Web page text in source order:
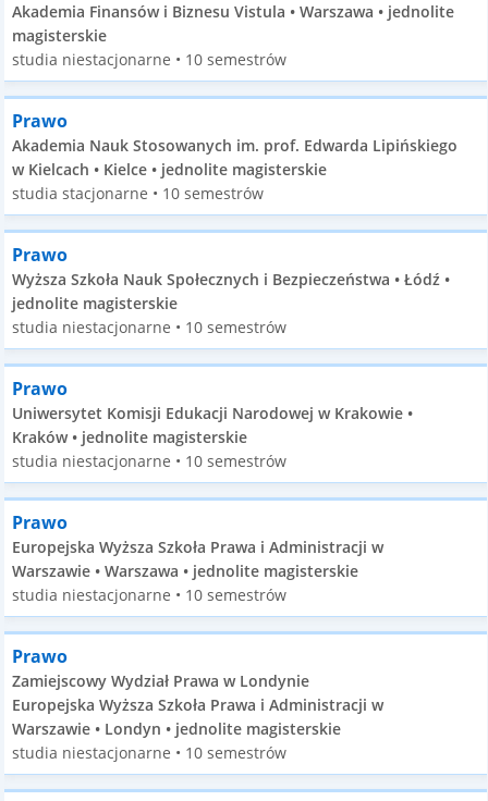
Akademia Finansów i Biznesu Vistula • Warszawa • jednolite
magisterskie
studia niestacjonarne • 10 semestrów
Prawo
Akademia Nauk Stosowanych im. prof. Edwarda Lipińskiego
w Kielcach • Kielce • jednolite magisterskie
studia stacjonarne • 10 semestrów
Prawo
Wyższa Szkoła Nauk Społecznych i Bezpieczeństwa • Łódź •
jednolite magisterskie
studia niestacjonarne • 10 semestrów
Prawo
Uniwersytet Komisji Edukacji Narodowej w Krakowie •
Kraków • jednolite magisterskie
studia niestacjonarne • 10 semestrów
Prawo
Europejska Wyższa Szkoła Prawa i Administracji w
Warszawie • Warszawa • jednolite magisterskie
studia niestacjonarne • 10 semestrów
Prawo
Zamiejscowy Wydział Prawa w Londynie
Europejska Wyższa Szkoła Prawa i Administracji w
Warszawie • Londyn • jednolite magisterskie
studia niestacjonarne • 10 semestrów